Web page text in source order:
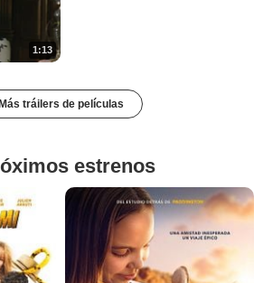
1:13
Más tráilers de películas
estrenos